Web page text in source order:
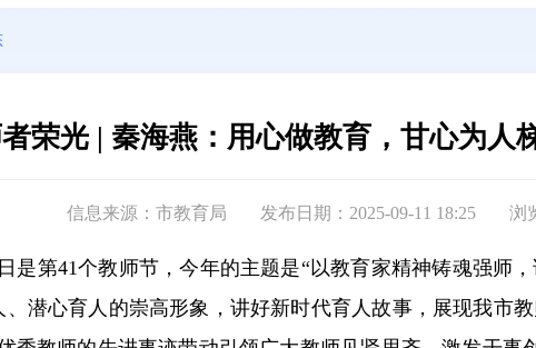
荣光 | 秦海燕：用心做教育，甘心为人
信息来源：市教育局 发布日期：2025-09-11 18:25 浏
是第41个教师节，今年的主题是“以教育家精神铸魂强师
、潜心育人的崇高形象，讲好新时代育人故事，展现我市